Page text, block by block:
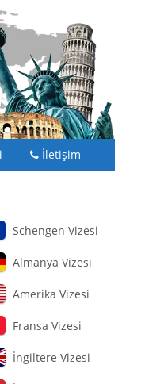
İletişim
Schengen Vizesi
Almanya Vizesi
Amerika Vizesi
Fransa Vizesi
İngiltere Vizesi